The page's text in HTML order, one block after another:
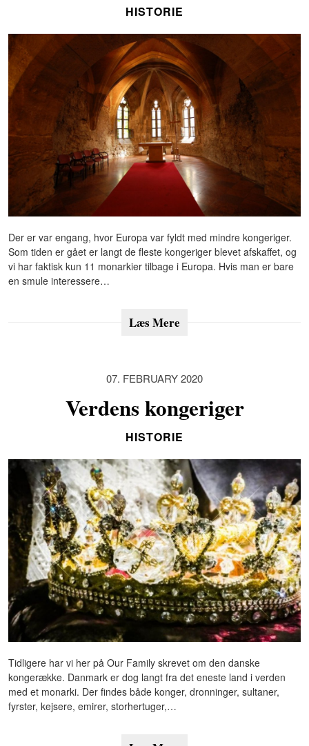
HISTORIE
Der er var engang, hvor Europa var fyldt med mindre kongeriger.
Som tiden er gået er langt de fleste kongeriger blevet afskaffet, og
vi har faktisk kun 11 monarkier tilbage i Europa. Hvis man er bare
en smule interessere…
Læs Mere
07. FEBRUARY 2020
Verdens kongeriger
HISTORIE
Tidligere har vi her på Our Family skrevet om den danske
kongerække. Danmark er dog langt fra det eneste land i verden
med et monarki. Der findes både konger, dronninger, sultaner,
fyrster, kejsere, emirer, storhertuger,…